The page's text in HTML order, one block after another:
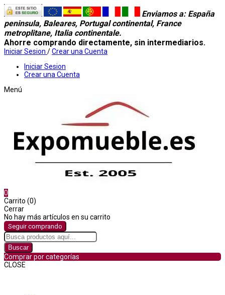
Enviamos a: España
peninsula, Baleares, Portugal continental, France
metroplitane, Italia continentale.
Ahorre comprando directamente, sin intermediarios.
Iniciar Sesion /Crear una Cuenta
Iniciar Sesion
Crear una Cuenta
Menú
0
Carrito (0)
Cerrar
No hay más artículos en su carrito
Seguir comprando
Buscar
Comprar por categorías
CLOSE